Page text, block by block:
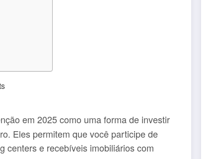
em 2025 como uma forma de investir
Eles permitem que você participe de
centers e recebíveis imobiliários com